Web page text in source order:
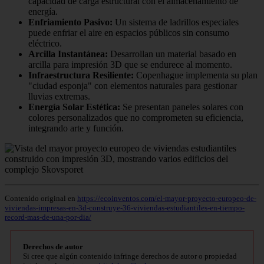
energía.
Enfriamiento Pasivo: Un sistema de ladrillos especiales
puede enfriar el aire en espacios públicos sin consumo
eléctrico.
Arcilla Instantánea: Desarrollan un material basado en
arcilla para impresión 3D que se endurece al momento.
Infraestructura Resiliente: Copenhague implementa su plan
"ciudad esponja" con elementos naturales para gestionar
lluvias extremas.
Energía Solar Estética: Se presentan paneles solares con
colores personalizados que no comprometen su eficiencia,
integrando arte y función.
Contenido original en https://ecoinventos.com/el-mayor-proyecto-europeo-de-
viviendas-impresas-en-3d-construye-36-viviendas-estudiantiles-en-tiempo-
record-mas-de-una-por-dia/
Derechos de autor
Si cree que algún contenido infringe derechos de autor o propiedad